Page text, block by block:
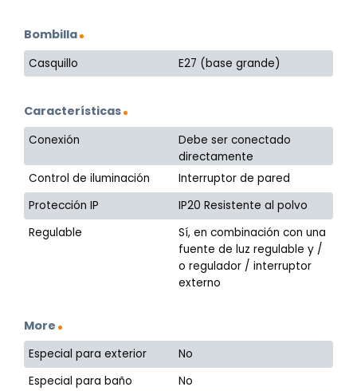
Bombilla
Casquillo E27 (base grande)
Características
Conexión
Debe ser conectado
directamente
Control de iluminación
Interruptor de pared
Protección IP
IP20 Resistente al polvo
Regulable
Sí, en combinación con una
fuente de luz regulable y /
o regulador / interruptor
externo
More
Especial para exterior
No
Especial para baño
No